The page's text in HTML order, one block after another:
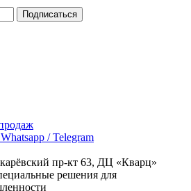
/ Telegram
пр-кт 63, ДЦ «Кварц»
решения для